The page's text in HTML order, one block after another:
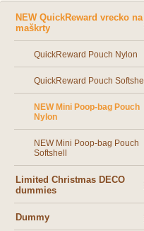
NEW QuickReward vrecko na
maškrty
QuickReward Pouch Nylon
QuickReward Pouch Softshell
NEW Mini Poop-bag Pouch
Nylon
NEW Mini Poop-bag Pouch
Softshell
Limited Christmas DECO
dummies
Dummy